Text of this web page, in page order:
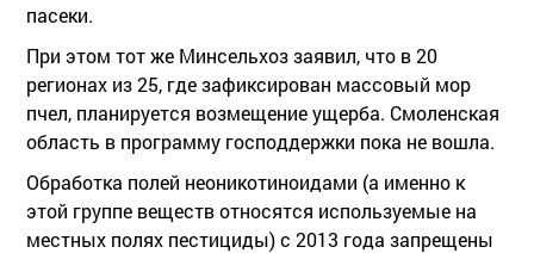
пасеки.
При этом тот же Минсельхоз заявил, что в 20
регионах из 25, где зафиксирован массовый мор
пчел, планируется возмещение ущерба. Смоленская
область в программу господдержки пока не вошла.
Обработка полей неоникотиноидами (а именно к
этой группе веществ относятся используемые на
местных полях пестициды) с 2013 года запрещены